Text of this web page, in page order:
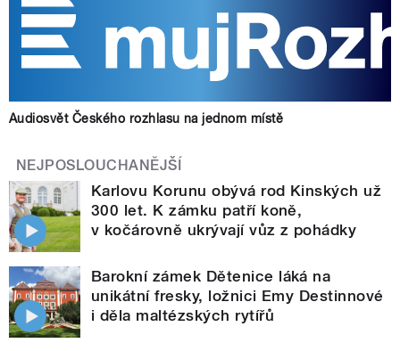
Audiosvět Českého rozhlasu na jednom místě
NEJPOSLOUCHANĚJŠÍ
Karlovu Korunu obývá rod Kinských už
300 let. K zámku patří koně,
v kočárovně ukrývají vůz z pohádky
Barokní zámek Dětenice láká na
unikátní fresky, ložnici Emy Destinnové
i děla maltézských rytířů